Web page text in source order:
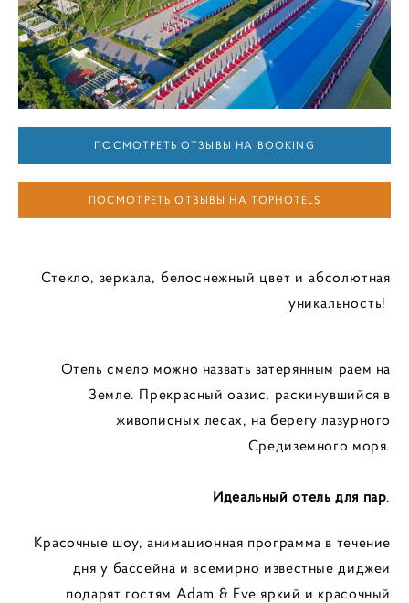
ПОСМОТРЕТЬ ОТЗЫВЫ НА BOOKING
ПОСМОТРЕТЬ ОТЗЫВЫ НА TOPHOTELS
Стекло, зеркала, белоснежный цвет и абсолютная
уникальность!
Отель смело можно назвать затерянным раем на
Земле. Прекрасный оазис, раскинувшийся в
живописных лесах, на берегу лазурного
Средиземного моря.
Идеальный отель для пар.
Красочные шоу, анимационная программа в течение
дня у бассейна и всемирно известные диджеи
подарят гостям Adam & Eve яркий и красочный